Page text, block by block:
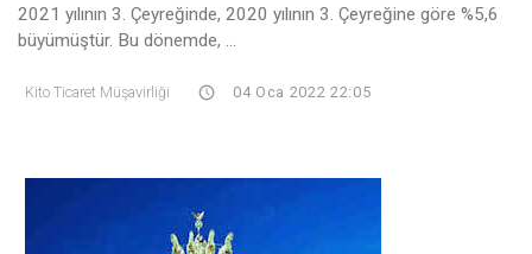
2021 yılının 3. Çeyreğinde, 2020 yılının 3. Çeyreğine göre %5,6
büyümüştür. Bu dönemde, ...
Kito Ticaret Müşavirliği 04 Oca 2022 22:05